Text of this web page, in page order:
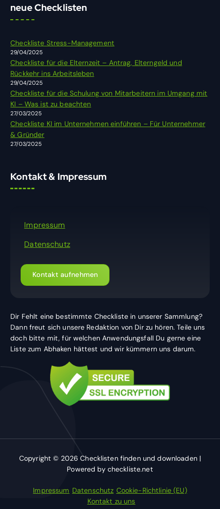
a
h
:
neue Checklisten
Checkliste Stress-Management
29/04/2025
Checkliste für die Elternzeit – Antrag, Elterngeld und
Rückkehr ins Arbeitsleben
29/04/2025
Checkliste für die Schulung von Mitarbeitern im Umgang mit
KI – Was ist zu beachten
27/03/2025
Checkliste KI im Unternehmen einführen – Für Unternehmer
& Gründer
27/03/2025
Kontakt & Impressum
Impressum
Datenschutz
Kontakt aufnehmen
Dir Fehlt eine bestimmte Checkliste in unserer Sammlung?
Dann freut sich unsere Redaktion von Dir zu hören. Teile uns
doch bitte mit, für welchen Anwendungsfall Du gerne eine
Liste zum Abhaken hättest und wir kümmern uns darum.
Copyright © 2026 Checklisten finden und downloaden |
Powered by checkliste.net
Impressum Datenschutz Cookie-Richtlinie (EU)
Kontakt zu uns